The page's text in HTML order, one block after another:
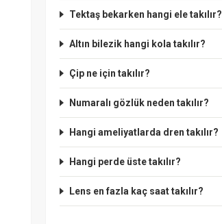
Tektaş bekarken hangi ele takılır?
Altın bilezik hangi kola takılır?
Çip ne için takılır?
Numaralı gözlük neden takılır?
Hangi ameliyatlarda dren takılır?
Hangi perde üste takılır?
Lens en fazla kaç saat takılır?